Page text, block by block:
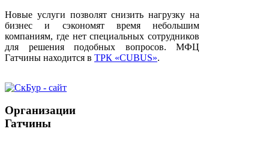
Новые услуги позволят снизить нагрузку на
бизнес и сэкономят время небольшим
компаниям, где нет специальных сотрудников
для решения подобных вопросов. МФЦ
Гатчины находится в ТРК «CUBUS».
Организации
Гатчины